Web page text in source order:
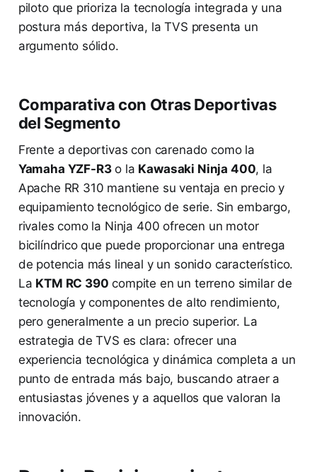
piloto que prioriza la tecnología integrada y una
postura más deportiva, la TVS presenta un
argumento sólido.
Comparativa con Otras Deportivas
del Segmento
Frente a deportivas con carenado como la
Yamaha YZF-R3o la Kawasaki Ninja 400, la
Apache RR 310 mantiene su ventaja en precio y
equipamiento tecnológico de serie. Sin embargo,
rivales como la Ninja 400 ofrecen un motor
bicilíndrico que puede proporcionar una entrega
de potencia más lineal y un sonido característico.
La KTM RC 390 compite en un terreno similar de
tecnología y componentes de alto rendimiento,
pero generalmente a un precio superior. La
estrategia de TVS es clara: ofrecer una
experiencia tecnológica y dinámica completa a un
punto de entrada más bajo, buscando atraer a
entusiastas jóvenes y a aquellos que valoran la
innovación.